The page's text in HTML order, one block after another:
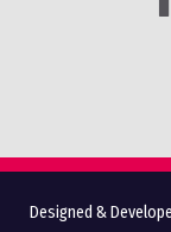
Designed &